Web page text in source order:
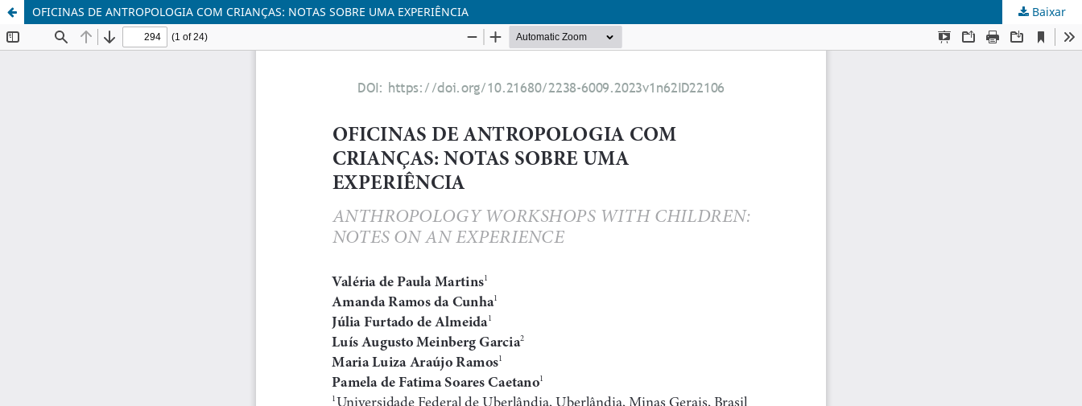
OFICINAS DE ANTROPOLOGIA COM CRIANÇAS: NOTAS SOBRE UMA EXPERIÊNCIA Baixar